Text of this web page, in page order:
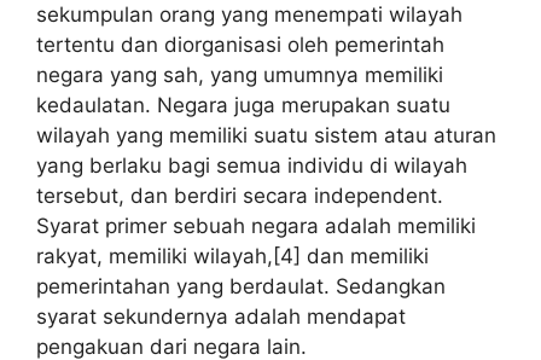
sekumpulan orang yang menempati wilayah
tertentu dan diorganisasi oleh pemerintah
negara yang sah, yang umumnya memiliki
kedaulatan. Negara juga merupakan suatu
wilayah yang memiliki suatu sistem atau aturan
yang berlaku bagi semua individu di wilayah
tersebut, dan berdiri secara independent.
Syarat primer sebuah negara adalah memiliki
rakyat, memiliki wilayah,[4] dan memiliki
pemerintahan yang berdaulat. Sedangkan
syarat sekundernya adalah mendapat
pengakuan dari negara lain.